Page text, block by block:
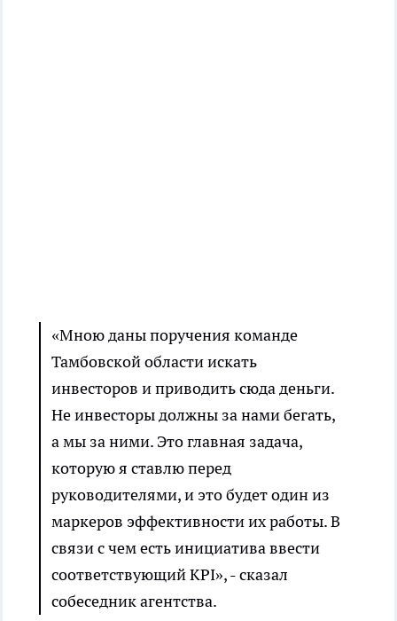
«Мною даны поручения команде
Тамбовской области искать
инвесторов и приводить сюда деньги.
Не инвесторы должны за нами бегать,
а мы за ними. Это главная задача,
которую я ставлю перед
руководителями, и это будет один из
маркеров эффективности их работы. В
связи с чем есть инициатива ввести
соответствующий KPI», - сказал
собеседник агентства.